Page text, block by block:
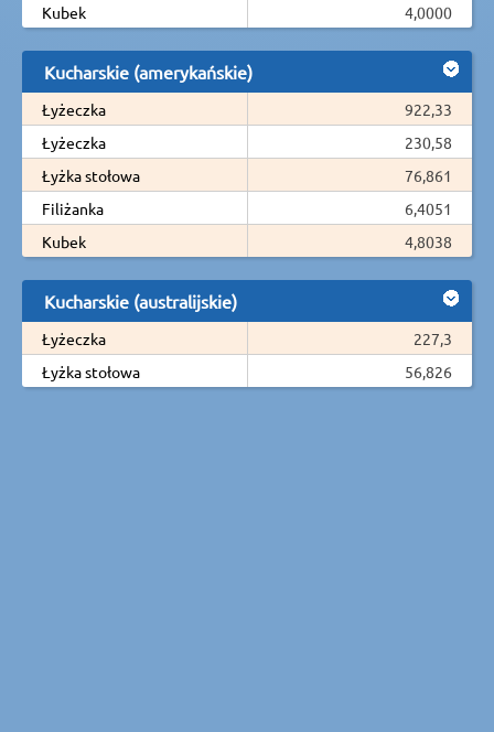
Kubek
4,0000
Kucharskie (amerykańskie)
Łyżeczka
922,33
Łyżeczka
230,58
Łyżka stołowa
76,861
Filiżanka
6,4051
Kubek
4,8038
Kucharskie (australijskie)
Łyżeczka
227,3
Łyżka stołowa
56,826